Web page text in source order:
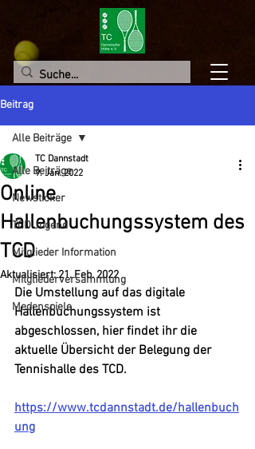
Beitrag
Alle Beiträge
Newsticker
TCD Jugend
Mitglieder Information
Mitgliederversammlung
Medenspiele
Alle Beiträge
Online
Hallenbuchungssystem des
TCD
TC Dannstadt
9. Jan. 2022
Aktualisiert:21. Feb. 2022
Die Umstellung auf das digitale
Hallenbuchungssystem ist
abgeschlossen, hier findet ihr die
aktuelle Übersicht der Belegung der
Tennishalle des TCD.
https://www.tcdannstadt.de/hallenbuch
ung